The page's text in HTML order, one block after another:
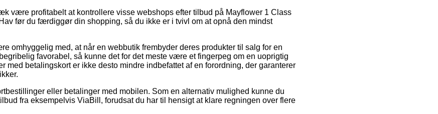
være profitabelt at kontrollere visse webshops efter tilbud på Mayflower 1 Class
før du færdiggør din shopping, så du ikke er i tvivl om at opnå den mindst
omhyggelig med, at når en webbutik frembyder deres produkter til salg for en
favorabel, så kunne det for det meste være et fingerpeg om en uoprigtig
med betalingskort er ikke desto mindre indbefattet af en forordning, der garanterer
eller betalinger med mobilen. Som en alternativ mulighed kunne du
fra eksempelvis ViaBill, forudsat du har til hensigt at klare regningen over flere